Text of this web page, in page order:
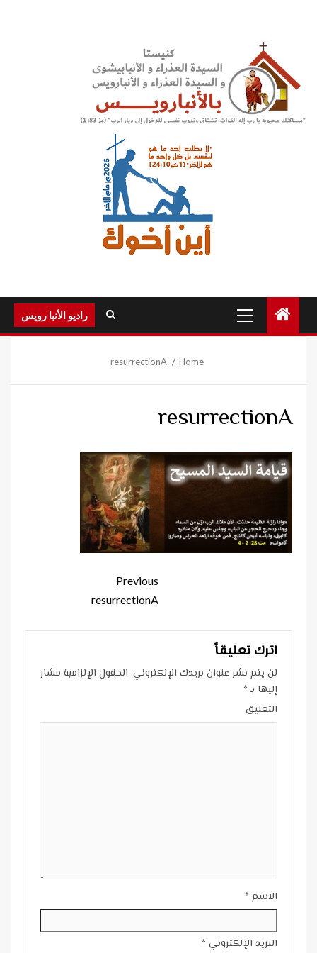
Menu
راديو الأنبا رويس
Home
resurrectionA
resurrectionA
Previous
resurrectionA
اترك تعليقاً
لن يتم نشر عنوان بريدك الإلكتروني. الحقول الإلزامية مشار
إليها بـ*
التعليق
الاسم *
البريد الإلكتروني *